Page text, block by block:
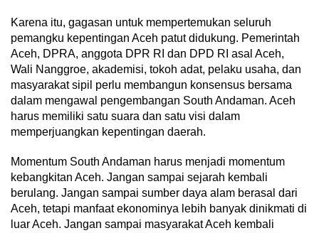
Karena itu, gagasan untuk mempertemukan seluruh
pemangku kepentingan Aceh patut didukung. Pemerintah
Aceh, DPRA, anggota DPR RI dan DPD RI asal Aceh,
Wali Nanggroe, akademisi, tokoh adat, pelaku usaha, dan
masyarakat sipil perlu membangun konsensus bersama
dalam mengawal pengembangan South Andaman. Aceh
harus memiliki satu suara dan satu visi dalam
memperjuangkan kepentingan daerah.
Momentum South Andaman harus menjadi momentum
kebangkitan Aceh. Jangan sampai sejarah kembali
berulang. Jangan sampai sumber daya alam berasal dari
Aceh, tetapi manfaat ekonominya lebih banyak dinikmati di
luar Aceh. Jangan sampai masyarakat Aceh kembali